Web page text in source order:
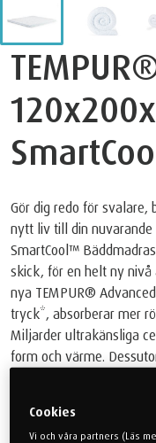
Gör dig redo för svalare,
nytt liv till din nuvarande
SmartCool™
skick, för en helt ny
nya TEMPUR®
tryck*, absorberar mer
Miljarder ultrakänsliga
form och värme.
rofylld sömn.
Cookies
Vi och våra partners (Läs